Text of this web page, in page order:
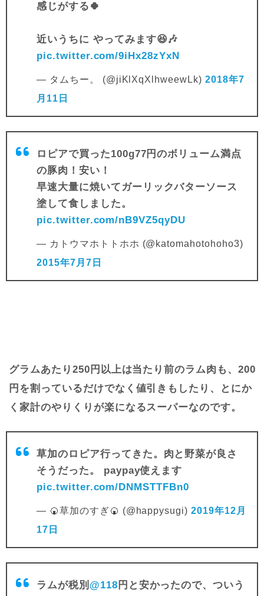
感じがする🍀
近いうちに やってみます😆🎶
pic.twitter.com/9iHx28zYxN
— タムちー。 (@jiKlXqXlhweewLk) 2018年7
月11日
ロピアで買った100g77円のボリューム満点
の豚肉！安い！
早速大量に焼いてガーリックバターソース
塗して食しました。
pic.twitter.com/nB9VZ5qyDU
— カトウマホトトホホ (@katomahotohoho3)
2015年7月7日
グラムあたり250円以上は当たり前のラム肉も、200
円を割っているだけでなく値引きもしたり、とにか
く家計のやりくりが楽になるスーパーなのです。
草加のロピア行ってきた。肉と野菜が良さ
そうだった。 paypay使えます
pic.twitter.com/DNMSTTFBn0
— 🍘草加のすぎ🍘 (@happysugi)2019年12月
17日
ラムが税別 @118 円と安かったので、ついう